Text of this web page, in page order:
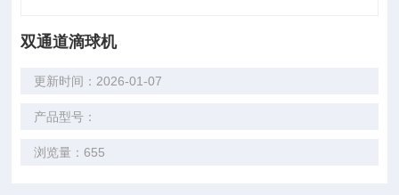
双通道滴球机
更新时间：2026-01-07
产品型号：
浏览量：655